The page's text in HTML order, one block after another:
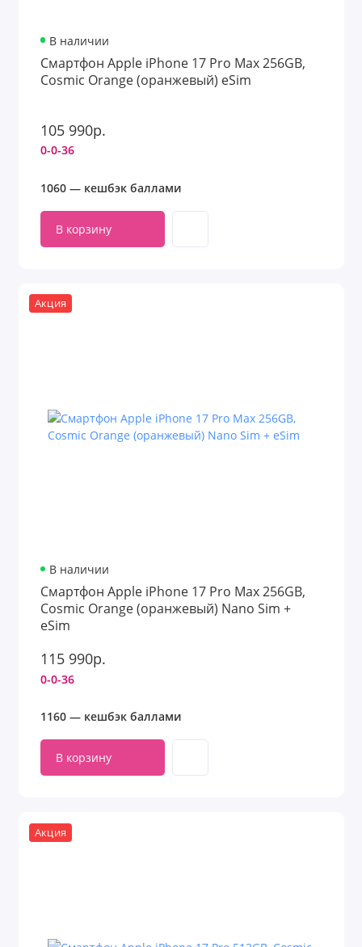
В наличии
Смартфон Apple iPhone 17 Pro Max 256GB,
Cosmic Orange (оранжевый) eSim
105 990р.
0-0-36
1060 — кешбэк баллами
В корзину
Акция
В наличии
Смартфон Apple iPhone 17 Pro Max 256GB,
Cosmic Orange (оранжевый) Nano Sim +
eSim
115 990р.
0-0-36
1160 — кешбэк баллами
В корзину
Акция